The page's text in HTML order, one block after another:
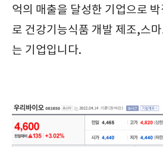
억의 매출을 달성한 기업으로
로 건강기능식품 개발 제조,스
는 기업입니다.